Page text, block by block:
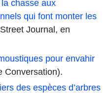
chasse aux
qui font monter les
Journal, en
pour envahir
Conversation).
des espèces d’arbres